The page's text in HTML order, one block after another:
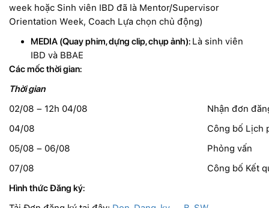
week hoặc Sinh viên IBD đã là Mentor/Supervisor
Orientation Week, Coach Lựa chọn chủ động)
MEDIA (Quay phim, dựng clip, chụp ảnh): Là sinh viên
IBD và BBAE
Các mốc thời gian:
Thời gian
02/08 – 12h 04/08
Nhận đơn
04/08
Công bố Lịch
05/08 – 06/08
Phỏng vấn
07/08
Công bố Kết
Hình thức Đăng ký: